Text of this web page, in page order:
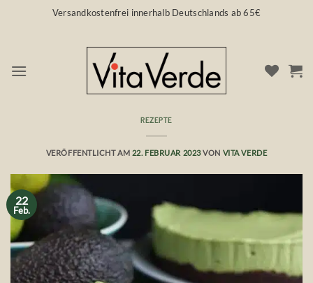
Versandkostenfrei innerhalb Deutschlands ab 65€
REZEPTE
VERÖFFENTLICHT AM 22. FEBRUAR 2023VON VITA VERDE
22
Feb.